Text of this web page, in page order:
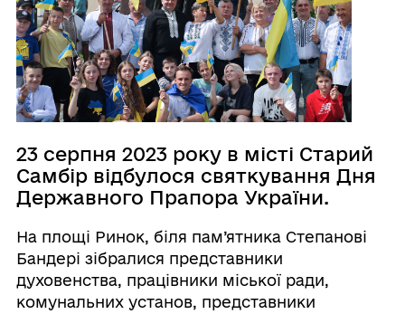
23 серпня 2023 року в місті Старий
Самбір відбулося святкування Дня
Державного Прапора України.
На площі Ринок, біля пам’ятника Степанові
Бандері зібралися представники
духовенства, працівники міської ради,
комунальних установ, представники